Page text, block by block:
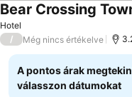
Hotel
Bear Crossing
/ Még nincs értékelve
A pontos árak
válasszon dátumokat